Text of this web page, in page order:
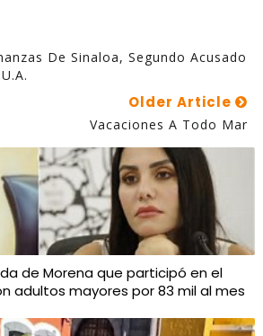
De Sinaloa, Segundo Acusado
Older Article
Vacaciones A Todo Mar
de Morena que participó en el
adultos mayores por 83 mil al mes